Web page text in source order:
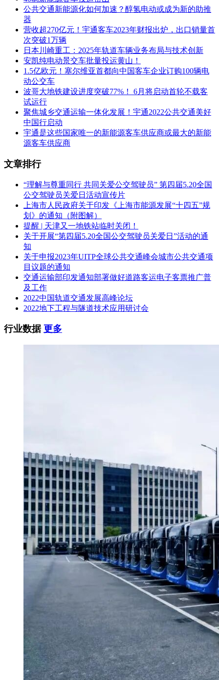
公共交通新能源化如何加速？醇氢电动或成为新的助推
器
营收超270亿元！宇通客车2023年财报出炉，出口销量首
次突破1万辆
日本川崎重工：2025年轨道车辆业务布局与技术创新
安凯纯电动景交车批量投运黄山！
1.5亿欧元！塞尔维亚首都向中国客车企业订购100辆电
动公交车
波哥大地铁建设进度突破77%！ 6月将启动首轮不载客
试运行
聚焦城乡交通运输一体化发展！宇通2022公共交通美好
中国行启动
宇通是这些国家唯一的新能源客车供应商或最大的新能
源客车供应商
文章排行
“理解与尊重同行 共同关爱公交驾驶员” 第四届5.20全国
公交驾驶员关爱日活动宣传片
上海市人民政府关于印发《上海市能源发展“十四五”规
划》的通知（附图解）
提醒 | 天津又一地铁站临时关闭！
关于开展“第四届5.20全国公交驾驶员关爱日”活动的通
知
关于申报2023年UITP全球公共交通峰会城市公共交通项
目议题的通知
交通运输部印发通知部署做好道路客运电子客票推广普
及工作
2022中国轨道交通发展高峰论坛
2022地下工程与隧道技术应用研讨会
行业数据更多